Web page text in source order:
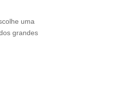
uma
grandes